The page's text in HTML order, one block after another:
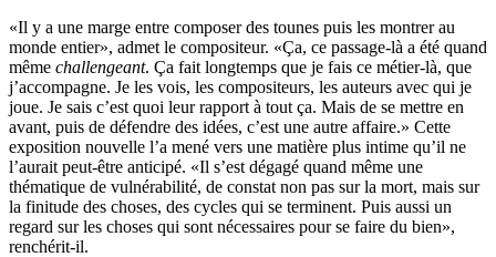
«Il y a une marge entre composer des tounes puis les montrer au
monde entier», admet le compositeur. «Ça, ce passage-là a été quand
même challengeant. Ça fait longtemps que je fais ce métier-là, que
j’accompagne. Je les vois, les compositeurs, les auteurs avec qui je
joue. Je sais c’est quoi leur rapport à tout ça. Mais de se mettre en
avant, puis de défendre des idées, c’est une autre affaire.» Cette
exposition nouvelle l’a mené vers une matière plus intime qu’il ne
l’aurait peut-être anticipé. «Il s’est dégagé quand même une
thématique de vulnérabilité, de constat non pas sur la mort, mais sur
la finitude des choses, des cycles qui se terminent. Puis aussi un
regard sur les choses qui sont nécessaires pour se faire du bien»,
renchérit-il.